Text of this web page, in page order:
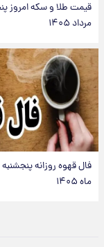
مرداد ۱۴۰۵
ماه ۱۴۰۵